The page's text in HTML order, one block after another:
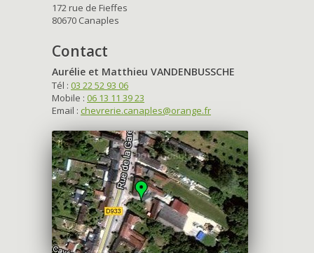
172 rue de Fieffes
80670 Canaples
Contact
Aurélie et Matthieu VANDENBUSSCHE
Tél : 03 22 52 93 06
Mobile : 06 13 11 39 23
Email : chevrerie.canaples@orange.fr